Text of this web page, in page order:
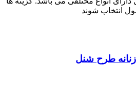
انتخاب شوند